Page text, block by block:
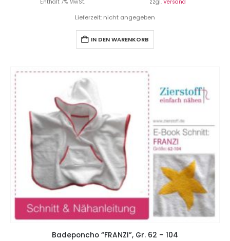
Enthält 7% MwSt. zzgl. Versand
Lieferzeit: nicht angegeben
IN DEN WARENKORB
Badeponcho “FRANZI”, Gr. 62 – 104